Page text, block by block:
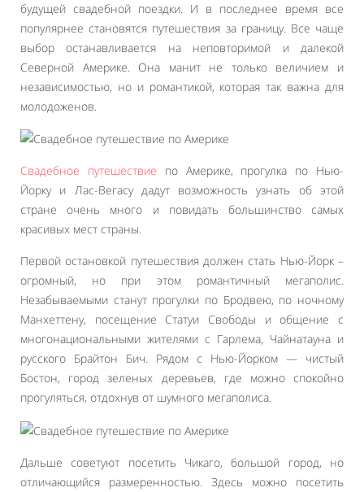
будущей свадебной поездки. И в последнее время все
популярнее становятся путешествия за границу. Все чаще
выбор останавливается на неповторимой и далекой
Северной Америке. Она манит не только величием и
независимостью, но и романтикой, которая так важна для
молодоженов.
Свадебное путешествие по Америке, прогулка по Нью-
Йорку и Лас-Вегасу дадут возможность узнать об этой
стране очень много и повидать большинство самых
красивых мест страны.
Первой остановкой путешествия должен стать Нью-Йорк –
огромный, но при этом романтичный мегаполис.
Незабываемыми станут прогулки по Бродвею, по ночному
Манхеттену, посещение Статуи Свободы и общение с
многонациональными жителями с Гарлема, Чайнатауна и
русского Брайтон Бич. Рядом с Нью-Йорком — чистый
Бостон, город зеленых деревьев, где можно спокойно
прогуляться, отдохнув от шумного мегаполиса.
Дальше советуют посетить Чикаго, большой город, но
отличающийся размеренностью. Здесь можно посетить